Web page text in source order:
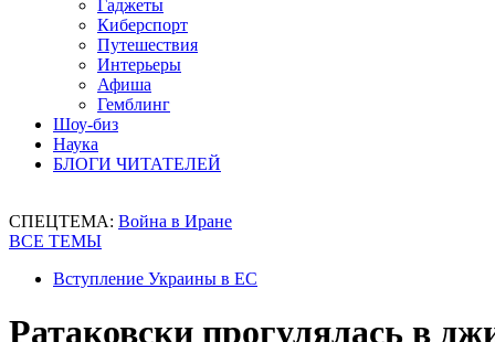
Гаджеты
Киберспорт
Путешествия
Интерьеры
Афиша
Гемблинг
Шоу-биз
Наука
БЛОГИ ЧИТАТЕЛЕЙ
СПЕЦТЕМА: Война в Иране
ВСЕ ТЕМЫ
Вступление Украины в ЕС
Ратаковски прогулялась в